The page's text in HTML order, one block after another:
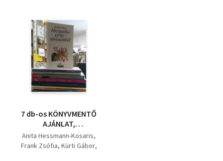
7 db-os KÖNYVMENTŐ
AJÁNLAT,
természetgyógyászat:
Méregtelenítés
Anita Hessmann-Kosaris
Frank Zsófia Kürti Gábor